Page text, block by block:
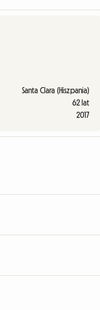
Santa Clara (Hiszpania)
62 lat
2017